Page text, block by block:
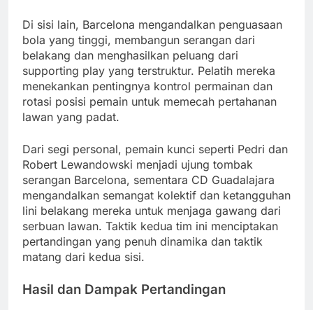
Di sisi lain, Barcelona mengandalkan penguasaan
bola yang tinggi, membangun serangan dari
belakang dan menghasilkan peluang dari
supporting play yang terstruktur. Pelatih mereka
menekankan pentingnya kontrol permainan dan
rotasi posisi pemain untuk memecah pertahanan
lawan yang padat.
Dari segi personal, pemain kunci seperti Pedri dan
Robert Lewandowski menjadi ujung tombak
serangan Barcelona, sementara CD Guadalajara
mengandalkan semangat kolektif dan ketangguhan
lini belakang mereka untuk menjaga gawang dari
serbuan lawan. Taktik kedua tim ini menciptakan
pertandingan yang penuh dinamika dan taktik
matang dari kedua sisi.
Hasil dan Dampak Pertandingan